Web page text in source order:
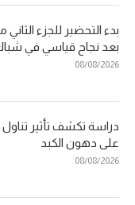
بدء التحضير للجزء
بعد نجاح قياسي في شباك
08/08/2026
دراسة تكشف تأثير
على دهون الكبد
08/08/2026